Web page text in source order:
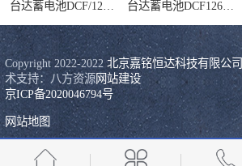
台达蓄电池DCF126-12/100 台达蓄电池DCF126-12/38
Copyright 2022-2022 北京嘉铭恒达科技有限公司
术支持：八方资源网站建设
京ICP备2020046794号
网站地图